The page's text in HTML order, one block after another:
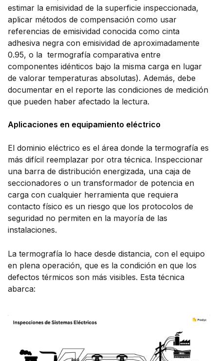
estimar la emisividad de la superficie inspeccionada,
aplicar métodos de compensación como usar
referencias de emisividad conocida como cinta
adhesiva negra con emisividad de aproximadamente
0.95, o la termografía comparativa entre
componentes idénticos bajo la misma carga en lugar
de valorar temperaturas absolutas). Además, debe
documentar en el reporte las condiciones de medición
que pueden haber afectado la lectura.
Aplicaciones en equipamiento eléctrico
El dominio eléctrico es el área donde la termografía es
más difícil reemplazar por otra técnica. Inspeccionar
una barra de distribución energizada, una caja de
seccionadores o un transformador de potencia en
carga con cualquier herramienta que requiera
contacto físico es un riesgo que los protocolos de
seguridad no permiten en la mayoría de las
instalaciones.
La termografía lo hace desde distancia, con el equipo
en plena operación, que es la condición en que los
defectos térmicos son más visibles. Esta técnica
abarca: